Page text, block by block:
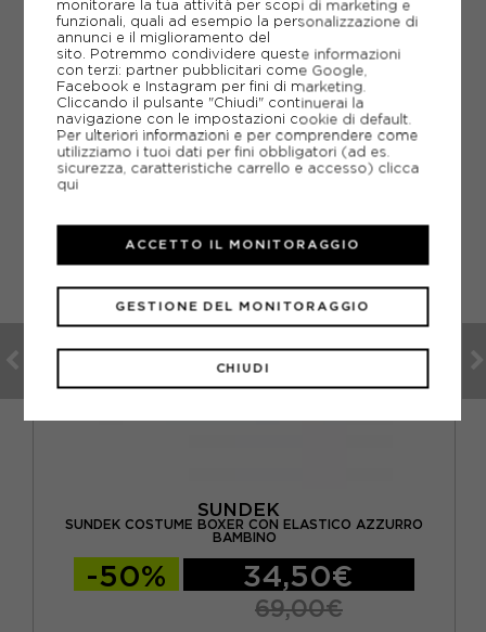
GUIDA ALLE TAGLIE
CONSIGLIATI DA NOI
SUNDEK
SUNDEK COSTUME BOXER CON ELASTICO AZZURRO
BAMBINO
-50% 34,50€
69,00€
monitorare la tua attività per scopi di marketing e
funzionali, quali ad esempio la personalizzazione di
annunci e il miglioramento del
sito. Potremmo condividere queste informazioni
con terzi: partner pubblicitari come Google,
Facebook e Instagram per fini di marketing.
Cliccando il pulsante "Chiudi" continuerai la
navigazione con le impostazioni cookie di default.
Per ulteriori informazioni e per comprendere come
utilizziamo i tuoi dati per fini obbligatori (ad es.
sicurezza, caratteristiche carrello e accesso) clicca
qui
CHIUDI
GESTIONE DEL MONITORAGGIO
ACCETTO IL MONITORAGGIO